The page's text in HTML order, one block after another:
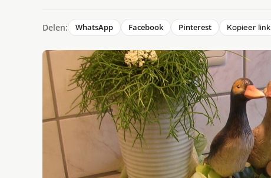
Delen: WhatsApp Facebook Pinterest Kopieer link